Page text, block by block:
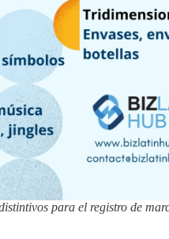
para el registro de